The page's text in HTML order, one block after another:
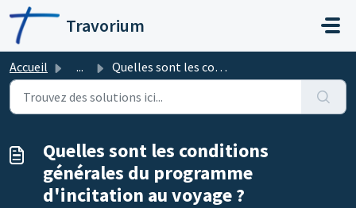
Passer au contenu principal
Travorium
Accueil ... Quelles sont les conditions générales du programme d'...
Quelles sont les conditions
générales du programme
d'incitation au voyage ?